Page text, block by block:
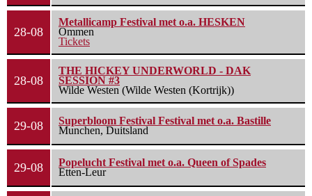
28-08
Metallicamp Festival met o.a. HESKEN
Ommen
Tickets
28-08
THE HICKEY UNDERWORLD - DAK
SESSION #3
Wilde Westen (Wilde Westen (Kortrijk))
29-08
Superbloom Festival Festival met o.a. Bastille
Munchen, Duitsland
29-08
Popelucht Festival met o.a. Queen of Spades
Etten-Leur